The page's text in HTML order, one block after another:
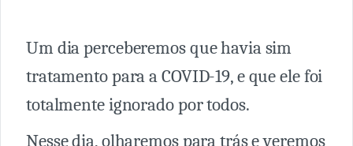
Um dia perceberemos que havia sim
tratamento para a COVID-19, e que ele foi
totalmente ignorado por todos.
Nesse dia, olharemos para trás e veremos